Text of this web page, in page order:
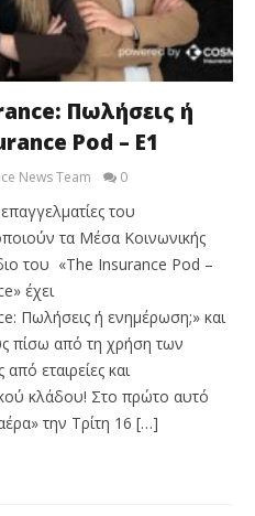
Πωλήσεις ή
Pod – E1
News Team 0
του
τα Μέσα Κοινωνικής
του «The Insurance Pod –
έχει
Πωλήσεις ή ενημέρωση;» και
πίσω από τη χρήση των
εταιρείες και
κλάδου! Στο πρώτο αυτό
την Τρίτη 16 […]